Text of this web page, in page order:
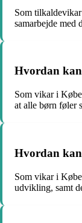
Som
samarbejde med
Hvordan
Som vikar i
at alle børn føler
Hvordan
Som vikar i
udvikling, samt